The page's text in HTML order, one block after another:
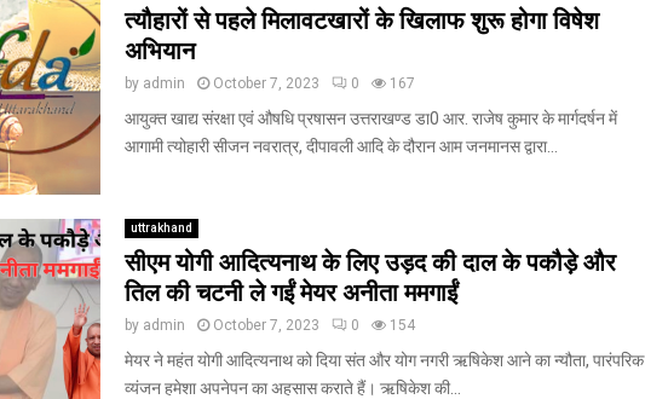
त्यौहारों से पहले मिलावटखारों के खिलाफ शुरू होगा विषेश
अभियान
by admin October 7, 2023 0 167
आयुक्त खाद्य संरक्षा एवं औषधि प्रषासन उत्तराखण्ड डा0 आर. राजेष कुमार के मार्गदर्षन में
आगामी त्योहारी सीजन नवरात्र, दीपावली आदि के दौरान आम जनमानस द्वारा...
uttrakhand
सीएम योगी आदित्यनाथ के लिए उड़द की दाल के पकौड़े और
तिल की चटनी ले गईं मेयर अनीता ममगाईं
by admin October 7, 2023 0 154
मेयर ने महंत योगी आदित्यनाथ को दिया संत और योग नगरी ऋषिकेश आने का न्यौता, पारंपरिक
व्यंजन हमेशा अपनेपन का अहसास कराते हैं। ऋषिकेश की...